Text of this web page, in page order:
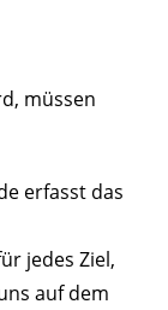
müssen
erfasst das
jedes Ziel,
auf dem